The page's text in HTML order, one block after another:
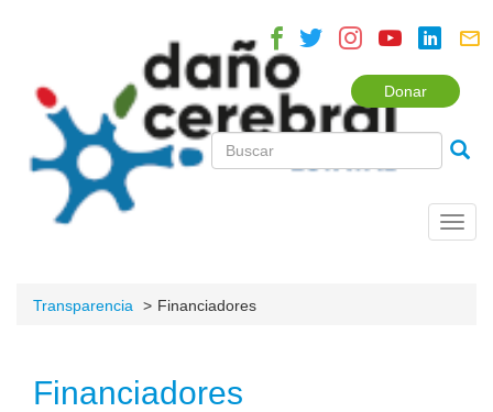
Donar
Transparencia Financiadores
Financiadores